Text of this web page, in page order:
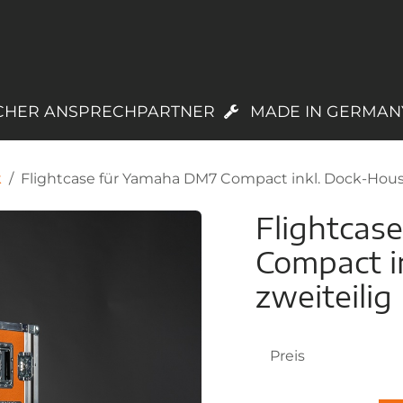
ANSPRECHPARTNER MADE IN
Flightcase für Yamaha DM7 Compact inkl. Dock-
Compact
zweiteilig
Preis